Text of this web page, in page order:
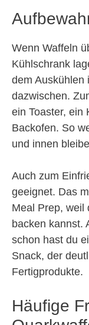
Wenn Waffeln
Kühlschrank
dem Auskühlen
dazwischen.
ein Toaster, ein
Backofen. So
und innen
Auch zum
geeignet. Das
Meal Prep, weil
backen kannst.
schon hast du
Snack, der
Fertigprodukte.
Häufige